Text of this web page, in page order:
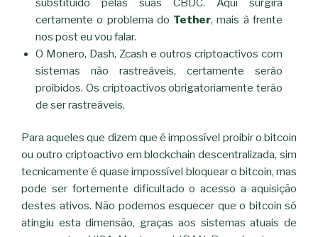
substituído pelas suas CBDC. Aqui surgirá
certamente o problema do Tether, mais à frente
nos post eu vou falar.
O Monero, Dash, Zcash e outros criptoactivos com
sistemas não rastreáveis, certamente serão
proibidos. Os criptoactivos obrigatoriamente terão
de ser rastreáveis.
Para aqueles que dizem que é impossível proibir o bitcoin
ou outro criptoactivo em blockchain descentralizada, sim
tecnicamente é quase impossível bloquear o bitcoin, mas
pode ser fortemente dificultado o acesso a aquisição
destes ativos. Não podemos esquecer que o bitcoin só
atingiu esta dimensão, graças aos sistemas atuais de